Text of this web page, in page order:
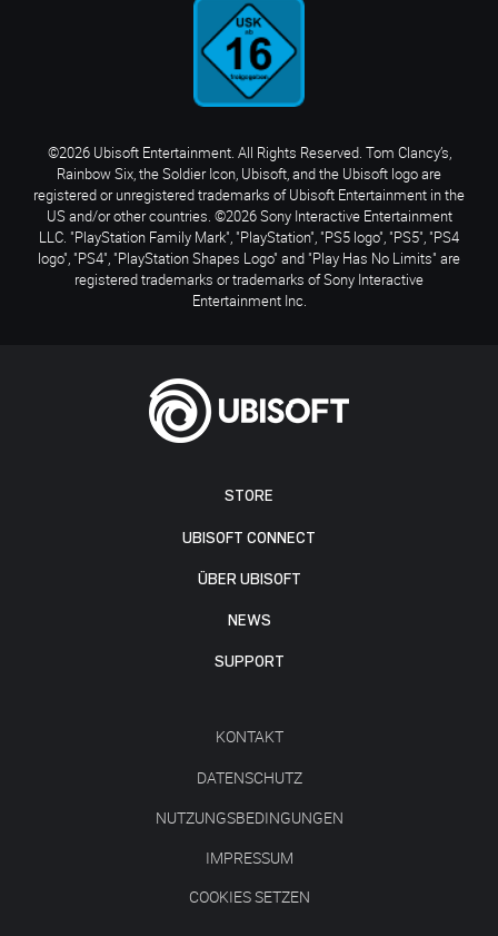
STORE
UBISOFT CONNECT
ÜBER UBISOFT
NEWS
SUPPORT
KONTAKT
DATENSCHUTZ
NUTZUNGSBEDINGUNGEN
IMPRESSUM
COOKIES SETZEN
©2026 Ubisoft Entertainment. All Rights Reserved. Tom Clancy’s,
Rainbow Six, the Soldier Icon, Ubisoft, and the Ubisoft logo are
registered or unregistered trademarks of Ubisoft Entertainment in the
US and/or other countries. ©2026 Sony Interactive Entertainment
LLC. "PlayStation Family Mark", "PlayStation", "PS5 logo", "PS5", "PS4
logo", "PS4", "PlayStation Shapes Logo" and "Play Has No Limits" are
registered trademarks or trademarks of Sony Interactive
Entertainment Inc.